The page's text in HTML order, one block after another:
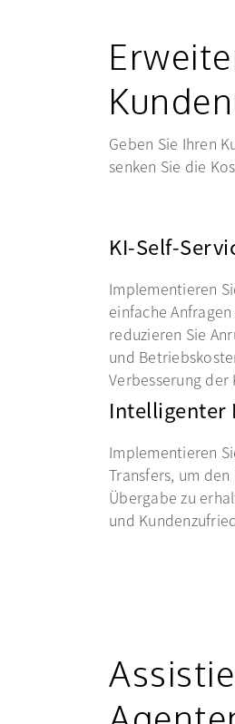
Geben Sie Ihren
senken Sie die
KI-Self-
Implementieren
einfache
reduzieren Sie
und
Verbesserung
Intelligenter
Implementieren
Transfers, um
Übergabe zu
und